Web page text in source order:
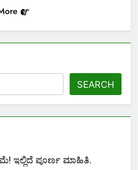
SEARCH
ಇಲ್ಲಿದೆ ಪೂರ್ಣ ಮಾಹಿತಿ.